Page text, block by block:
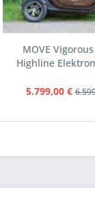
MOVE
Highline
5.799,00 €